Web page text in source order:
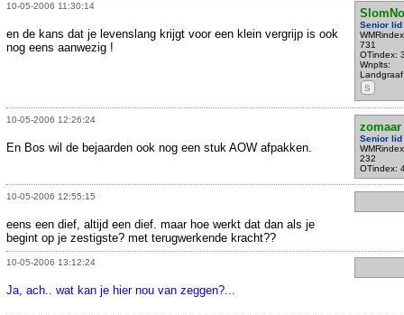
10-05-2006 11:30:14
Senior lid
731
OTindex:
Wnplts:
Landgraaf
S
en de kans dat je levenslang krijgt voor een klein vergrijp is ook
nog eens aanwezig !
10-05-2006 12:26:24
zomaar
Senior lid
232
OTindex:
En Bos wil de bejaarden ook nog een stuk AOW afpakken.
10-05-2006 12:55:15
eens een dief, altijd een dief. maar hoe werkt dat dan als je
begint op je zestigste? met terugwerkende kracht??
10-05-2006 13:12:24
Ja, ach.. wat kan je hier nou van zeggen?...